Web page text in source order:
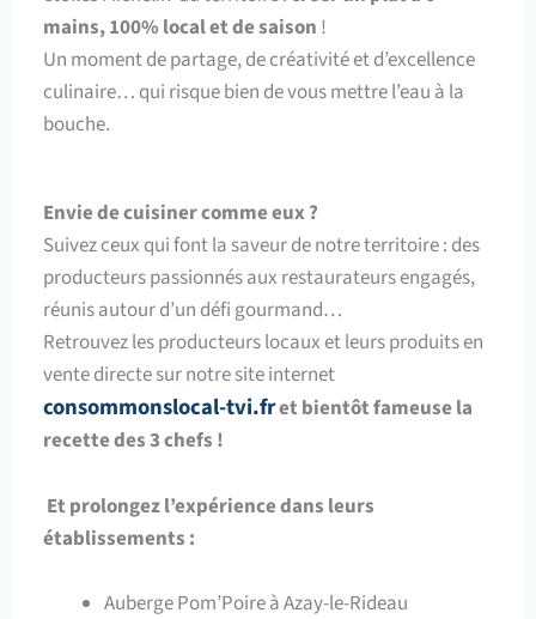
mains, 100% local et de saison !
Un moment de partage, de créativité et d’excellence
culinaire… qui risque bien de vous mettre l’eau à la
bouche.
Envie de cuisiner comme eux ?
Suivez ceux qui font la saveur de notre territoire : des
producteurs passionnés aux restaurateurs engagés,
réunis autour d’un défi gourmand…
Retrouvez les producteurs locaux et leurs produits en
vente directe sur notre site internet
consommonslocal-tvi.fret bientôt fameuse la
recette des 3 chefs !
Et prolongez l’expérience dans leurs
établissements :
Auberge Pom’Poire à Azay-le-Rideau